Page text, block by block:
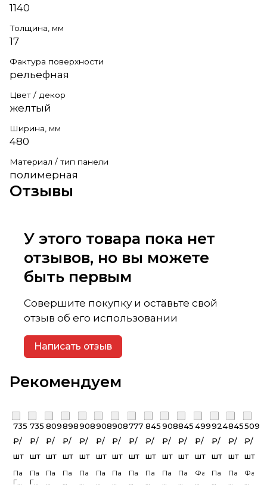
1140
Толщина, мм
17
Фактура поверхности
рельефная
Цвет / декор
желтый
Ширина, мм
480
Материал / тип панели
полимерная
Отзывы
У этого товара пока нет
отзывов, но вы можете
быть первым
Совершите покупку и оставьте свой
отзыв об его использовании
Написать отзыв
Рекомендуем
735
₽/
шт
Панель
Гранит
735
₽/
шт
Панель
Гранит
809
₽/
шт
Панель
898
₽/
шт
Панель
908
₽/
шт
Панель
908
₽/
шт
Панель
908
₽/
шт
Панель
777
₽/
шт
Панель
845
₽/
шт
Панель
908
₽/
шт
Панель
845
₽/
шт
Панель
499
₽/
шт
Фасадная
924
₽/
шт
Панель
845
₽/
шт
Панель
509
₽/
шт